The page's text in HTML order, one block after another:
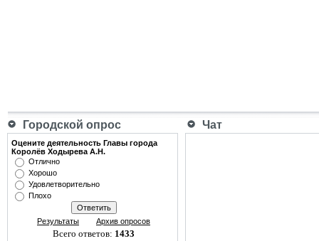
Городской опрос Чат
Оцените деятельность Главы города
Королёв Ходырева А.Н.
Отлично
Хорошо
Удовлетворительно
Плохо
Результаты Архив опросов
Всего ответов: 1433